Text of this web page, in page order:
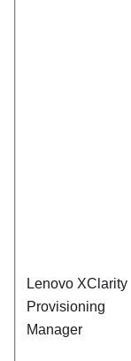
Lenovo XClarity
Provisioning
Manager